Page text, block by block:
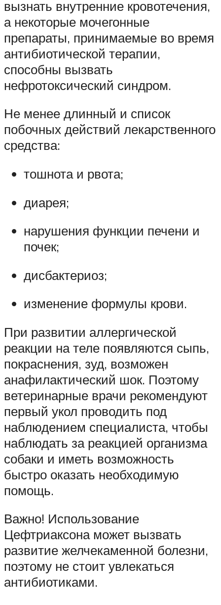
вызнать внутренние кровотечения,
а некоторые мочегонные
препараты, принимаемые во время
антибиотической терапии,
способны вызвать
нефротоксический синдром.
Не менее длинный и список
побочных действий лекарственного
средства:
тошнота и рвота;
диарея;
нарушения функции печени и
почек;
дисбактериоз;
изменение формулы крови.
При развитии аллергической
реакции на теле появляются сыпь,
покраснения, зуд, возможен
анафилактический шок. Поэтому
ветеринарные врачи рекомендуют
первый укол проводить под
наблюдением специалиста, чтобы
наблюдать за реакцией организма
собаки и иметь возможность
быстро оказать необходимую
помощь.
Важно! Использование
Цефтриаксона может вызвать
развитие желчекаменной болезни,
поэтому не стоит увлекаться
антибиотиками.